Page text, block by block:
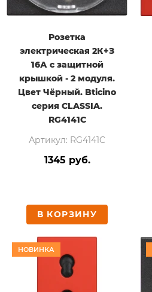
Розетка
электрическая 2К+З
16А с защитной
крышкой - 2 модуля.
Цвет Чёрный. Bticino
серия CLASSIA.
RG4141C
Артикул: RG4141C
1345 руб.
В КОРЗИНУ
НОВИНКА